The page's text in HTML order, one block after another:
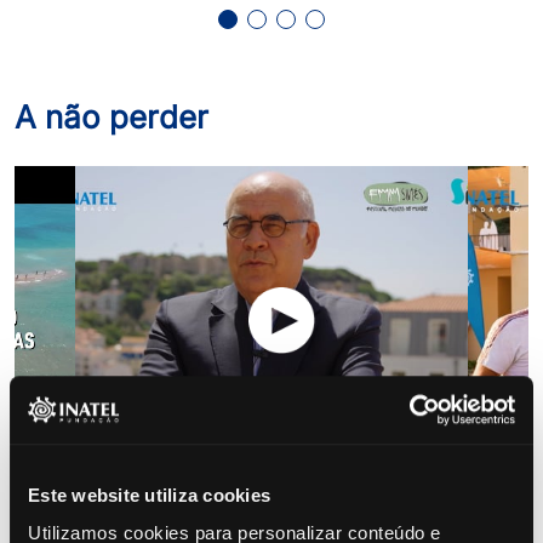
Este website utiliza cookies
Utilizamos cookies para personalizar conteúdo e
A não perder
A INATEL no FMM 2024